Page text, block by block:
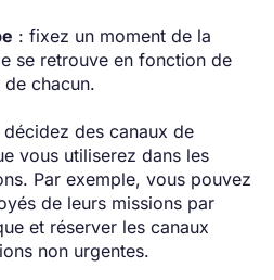
: fixez un moment de la
se retrouve en fonction de
chacun.
décidez des canaux de
vous utiliserez dans les
Par exemple, vous pouvez
de leurs missions par
et réserver les canaux
non urgentes.